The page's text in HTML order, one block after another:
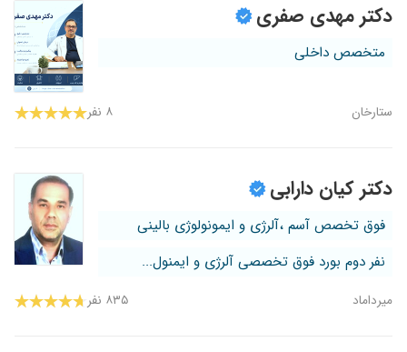
دکتر مهدی صفری
متخصص داخلی
ستارخان ۸ نفر
دکتر کیان دارابی
فوق تخصص آسم ،آلرژی و ایمونولوژی بالینی
نفر دوم بورد فوق تخصصی آلرژی و ایمنول...
میرداماد ۸۳۵ نفر